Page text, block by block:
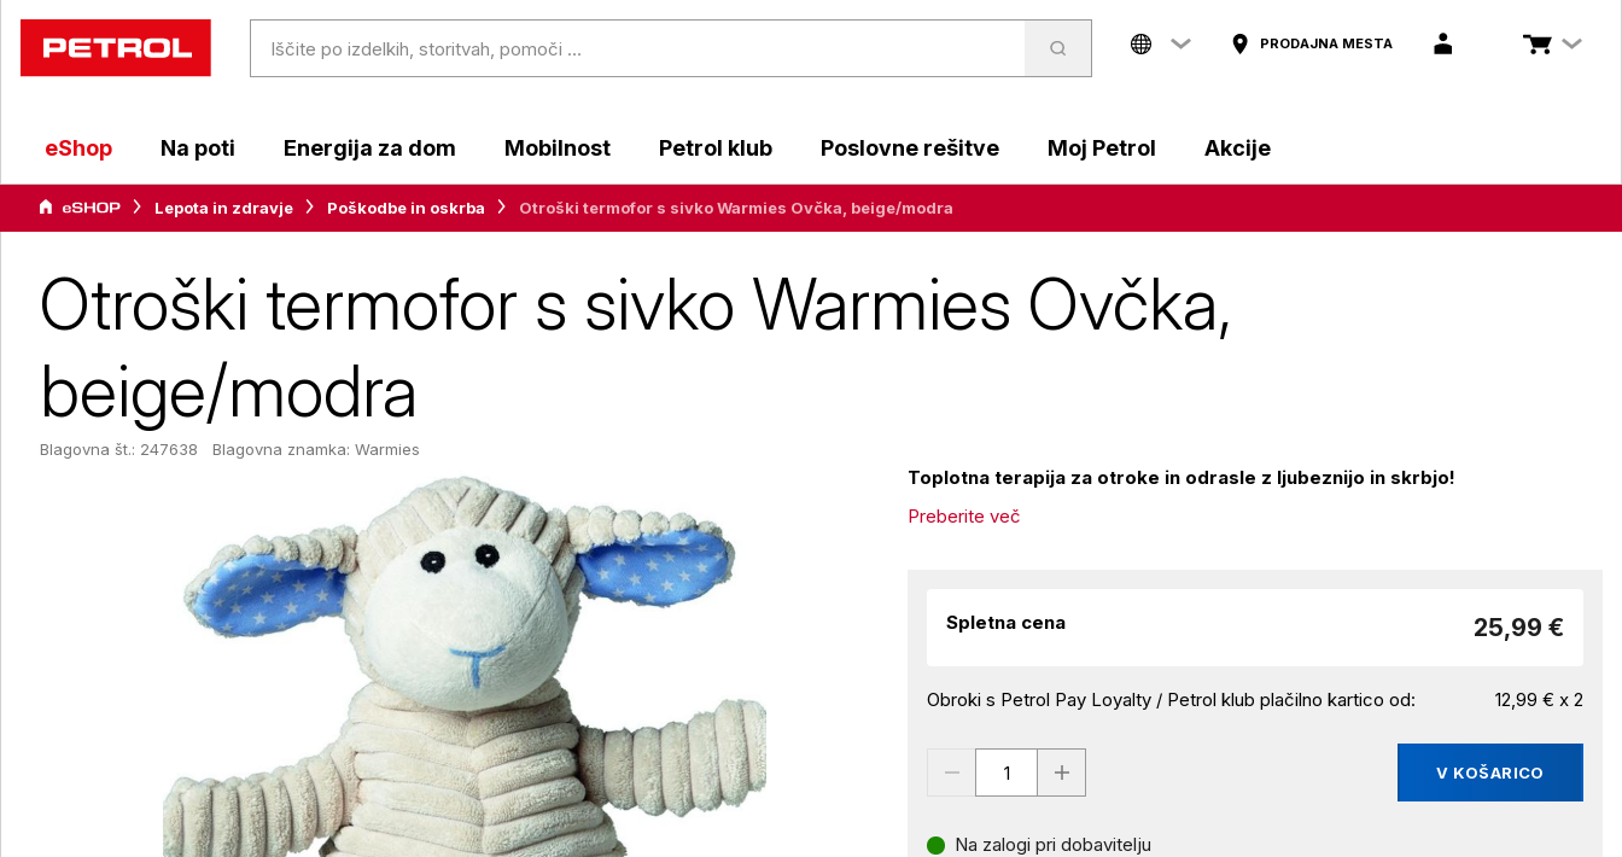
PRODAJNA MESTA
eShop Na poti Energija za dom Mobilnost Petrol klub Poslovne rešitve Moj Petrol Akcije
Lepota in zdravje Poškodbe in oskrba Otroški termofor s sivko Warmies Ovčka, beige/modra
Otroški termofor s sivko Warmies Ovčka,
beige/modra
Blagovna št.: 247638 Blagovna znamka: Warmies
Toplotna terapija za otroke in odrasle z ljubeznijo in skrbjo!
Preberite več
Spletna cena 25,99 €
Obroki s Petrol Pay Loyalty / Petrol klub plačilno kartico od: 12,99 € x 2
V KOŠARICO
Na zalogi pri dobavitelju